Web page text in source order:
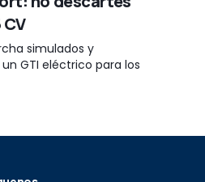
simulados y
GTI eléctrico para los